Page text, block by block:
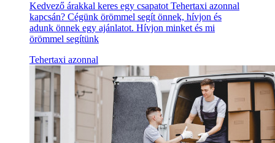
Kedvező árakkal keres egy csapatot Tehertaxi azonnal
kapcsán? Cégünk örömmel segít önnek, hívjon és
adunk önnek egy ajánlatot. Hívjon minket és mi
örömmel segítünk
Tehertaxi azonnal